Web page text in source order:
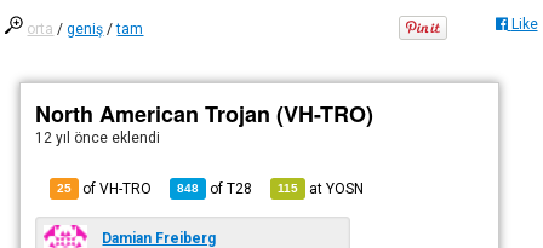
orta /geniş /tam Like
North American Trojan (VH-TRO)
12 yıl önce eklendi
25 of VH-TRO 848 ofT28 115 atYOSN
Damian Freiberg